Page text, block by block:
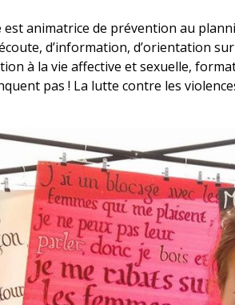
est animatrice de prévention au
d’information, d’orientation
à la vie affective et sexuelle,
pas ! La lutte contre les